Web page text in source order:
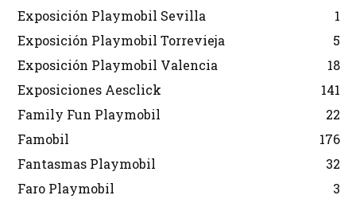
Exposición Playmobil Sevilla
1
Exposición Playmobil Torrevieja
5
Exposición Playmobil Valencia
18
Exposiciones Aesclick
141
Family Fun Playmobil
22
Famobil
176
Fantasmas Playmobil
32
Faro Playmobil
3